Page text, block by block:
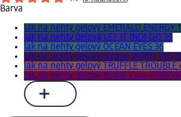
Barva
lak na nehty gelový EMERALD ENERGY
lak na nehty gelová LET IT INDI-GO 35
lak na nehty gelový OCEAN EYES 36
lak na nehty gelový please BERRY ME
lak na nehty gelový TRUFFLE TROUBLE
lak na nehty gelový RUBIES are